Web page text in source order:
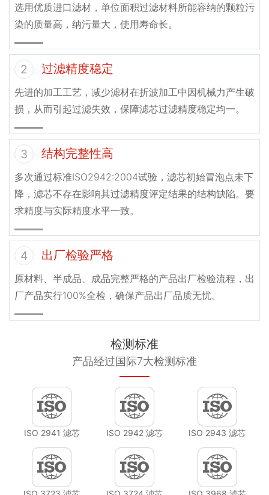
选用优质进口滤材，单位面积过滤材料所能容纳的颗粒污
染的质量高，纳污量大，使用寿命长。
2 过滤精度稳定
先进的加工工艺，减少滤材在折波加工中因机械力产生破
损，从而引起过滤失效，保障滤芯过滤精度稳定均一。
3 结构完整性高
多次通过标准ISO2942:2004试验，滤芯初始冒泡点未下
降，滤芯不存在影响其过滤精度评定结果的结构缺陷。要
求精度与实际精度水平一致。
4 出厂检验严格
原材料、半成品、成品完整严格的产品出厂检验流程，出
厂产品实行100%全检，确保产品出厂品质无忧。
检测标准
产品经过国际7大检测标准
ISO 2941 滤芯 ISO 2942 滤芯 ISO 2943 滤芯